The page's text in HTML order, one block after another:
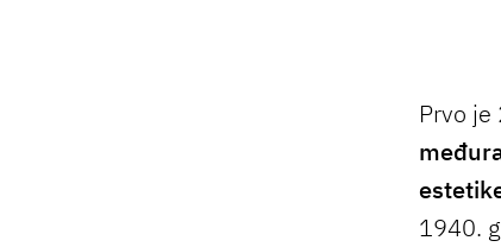
Prvo
1940.